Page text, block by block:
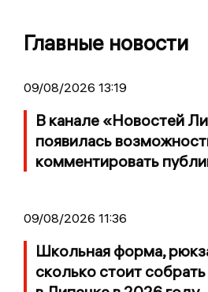
Главные новости
09/08/2026 13:19
В канале «Новостей
появилась
комментировать
09/08/2026 11:36
Школьная форма,
сколько стоит